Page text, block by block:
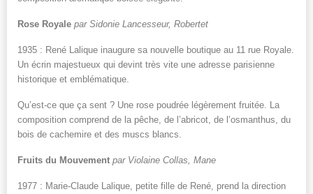
Rose Royale par Sidonie Lancesseur, Robertet
1935 : René Lalique inaugure sa nouvelle boutique au 11 rue Royale.
Un écrin majestueux qui devint très vite une adresse parisienne
historique et emblématique.
Qu’est-ce que ça sent ? Une rose poudrée légèrement fruitée. La
composition comprend de la pêche, de l’abricot, de l’osmanthus, du
bois de cachemire et des muscs blancs.
Fruits du Mouvement par Violaine Collas, Mane
1977 : Marie-Claude Lalique, petite fille de René, prend la direction